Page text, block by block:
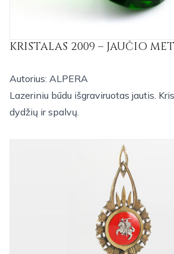
KRISTALAS 2009 – JAUČIO
Autorius: ALPERA
Lazeriniu būdu išgraviruotas jautis.
dydžių ir spalvų.